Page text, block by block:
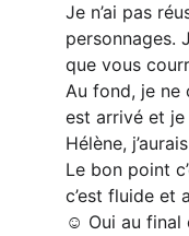
Je n’ai pas
personnages.
que vous
Au fond, je ne
est arrivé et
Hélène,
Le bon point
c’est fluide et
☺️ Oui au final